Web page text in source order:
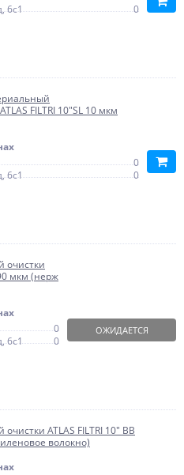
6с1
0
FILTRI 10"SL 10 мкм
0
6с1
0
очистки
90 мкм (нерж
0
6с1
0
ОЖИДАЕТСЯ
ATLAS FILTRI 10" BB
волокно)